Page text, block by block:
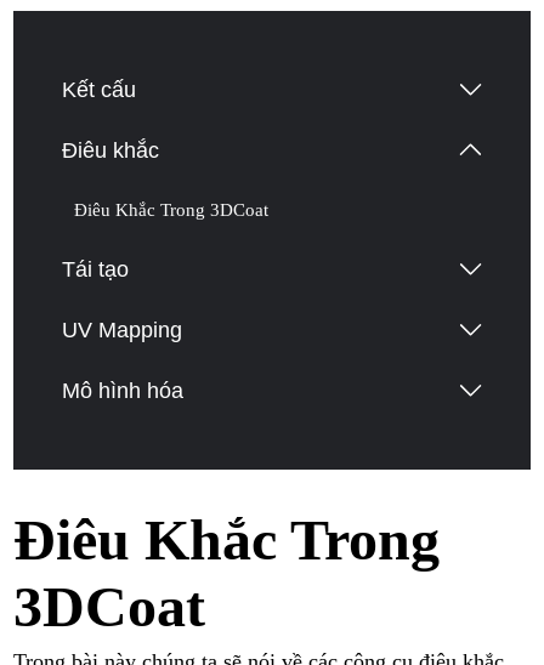
Kết cấu
Điêu khắc
Điêu Khắc Trong 3DCoat
Tái tạo
UV Mapping
Mô hình hóa
Điêu Khắc Trong
3DCoat